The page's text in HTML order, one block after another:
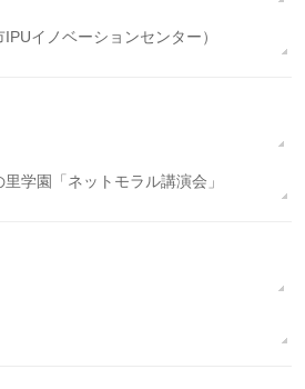
イノベーションセンター）
学園「ネットモラル講演会」